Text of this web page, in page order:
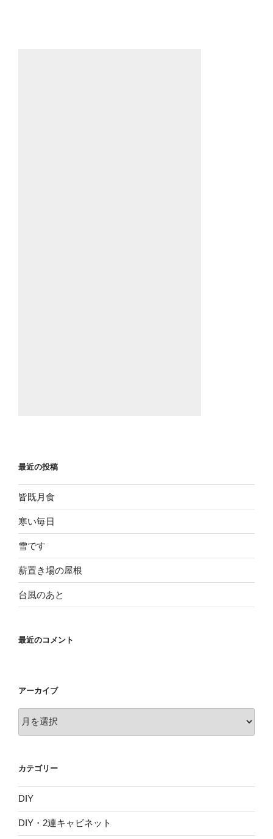
最近の投稿
皆既月食
寒い毎日
雪です
薪置き場の屋根
台風のあと
最近のコメント
アーカイブ
ー
ブ
カテゴリー
DIY
DIY・2連キャビネット